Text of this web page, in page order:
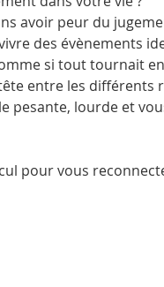
avoir peur du
des évènements
si tout tournait
entre les
pesante, lourde et
pour vous